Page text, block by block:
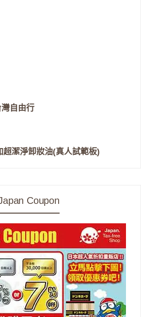
灣自由行
超潔淨卸妝油(真人試範板)
Coupon